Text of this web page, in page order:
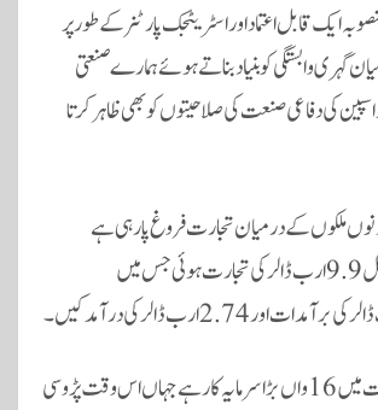
ایک قابل اعتماد اور اسٹریٹجک پارٹنر کے طور پر
گہری وابستگی کو بنیاد بناتے ہوئے ہمارے صنعتی
کی دفاعی صنعت کی صلاحیتوں کو بھی ظاہر کرتا
ملکوں کے درمیان تجارت فروغ پا رہی ہے
جہاں 2023 میں کل 9.9 ارب ڈالر کی تجارت ہوئی جس میں
اسپین اس وقت بھارت میں 16واں بڑا سرمایہ کار ہے جہاں اس وقت پڑوسی